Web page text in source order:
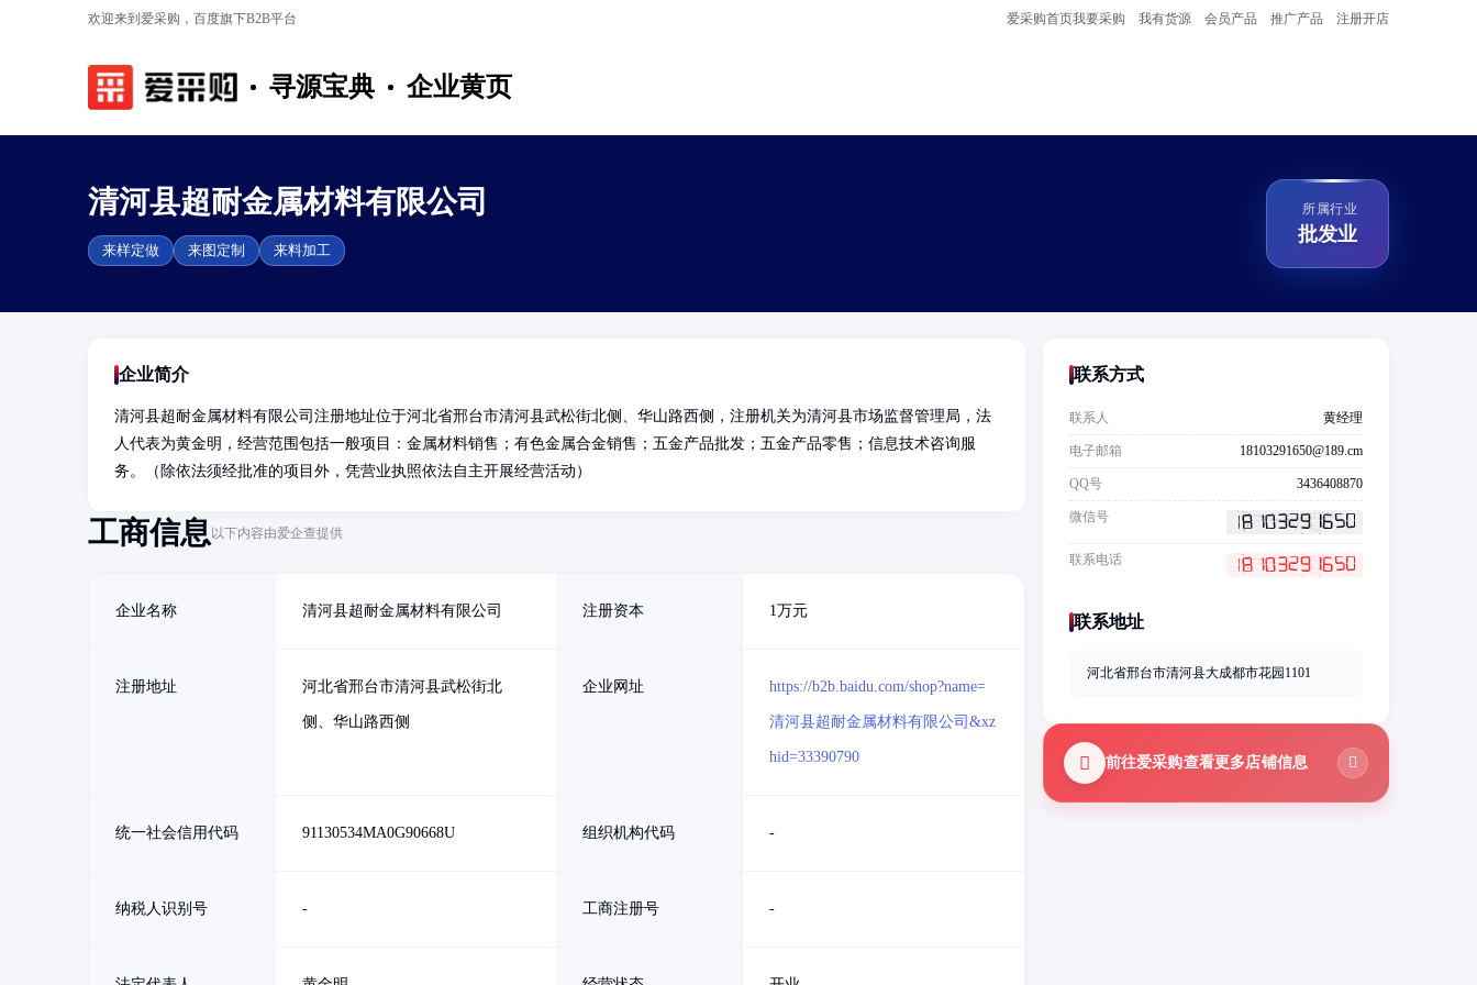
欢迎来到爱采购，百度旗下B2B平台 爱采购首页我要采购 我有货源 会员产品 推广产品 注册开店
寻源宝典 企业黄页
清河县超耐金属材料有限公司
来样定做 来图定制 来料加工
所属行业
批发业
企业简介
清河县超耐金属材料有限公司注册地址位于河北省邢台市清河县武松街北侧、华山路西侧，注册机关为清河县市场监督管理局，法
人代表为黄金明，经营范围包括一般项目：金属材料销售；有色金属合金销售；五金产品批发；五金产品零售；信息技术咨询服
务。（除依法须经批准的项目外，凭营业执照依法自主开展经营活动）
工商信息以下内容由爱企查提供
企业名称 清河县超耐金属材料有限公司 注册资本 1万元
注册地址 河北省邢台市清河县武松街北
侧、华山路西侧
企业网址 https://b2b.baidu.com/shop?name=
清河县超耐金属材料有限公司&xz
hid=33390790
统一社会信用代码 91130534MA0G90668U 组织机构代码 -
纳税人识别号 - 工商注册号 -
联系方式
联系人 黄经理
电子邮箱 18103291650@189.cm
QQ号 3436408870
微信号
联系电话
联系地址
河北省邢台市清河县大成都市花园1101
前往爱采购查看更多店铺信息